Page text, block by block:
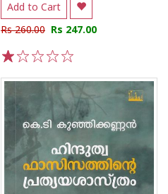
Add to Cart
Rs 260.00 Rs 247.00